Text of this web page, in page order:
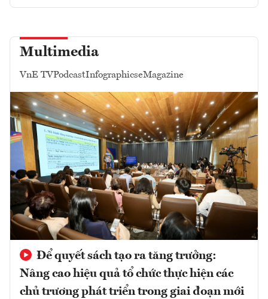
Multimedia
VnE TVPodcastInfographicseMagazine
Để quyết sách tạo ra tăng trưởng:
Nâng cao hiệu quả tổ chức thực hiện các
chủ trương phát triển trong giai đoạn mới